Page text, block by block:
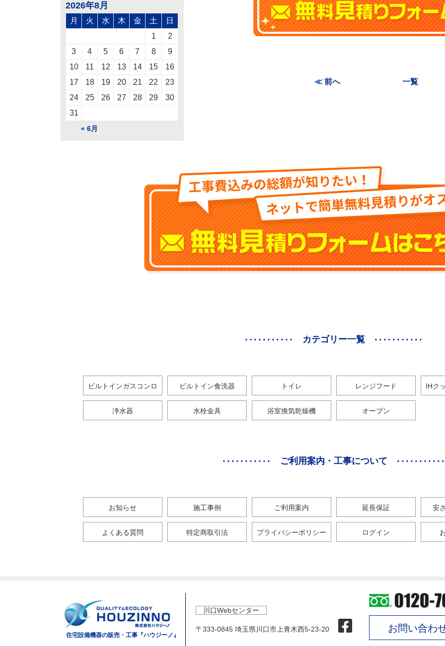
≪ 前へ 一覧
2026年8月
月 火 水 木 金 土 日
« 6月
1
2
3
4 5 6 7 8
9
10
11 12 13 14 15
16
17
18 19 20 21 22
23
24
25 26 27 28 29
30
31
カテゴリー一覧
ビルトインガスコンロ ビルトイン食洗器 トイレ レンジフード IHク
浄水器 水栓金具 浴室換気乾燥機 オーブン
ご利用案内・工事について
お知らせ 施工事例 ご利用案内 延長保証 安
よくある質問 特定商取引法 プライバシーポリシー ログイン
住宅設備機器の販売・工事『ハウジーノ』
川口Webセンター
〒333-0845 埼玉県川口市上青木西5-23-20 お問い合わ